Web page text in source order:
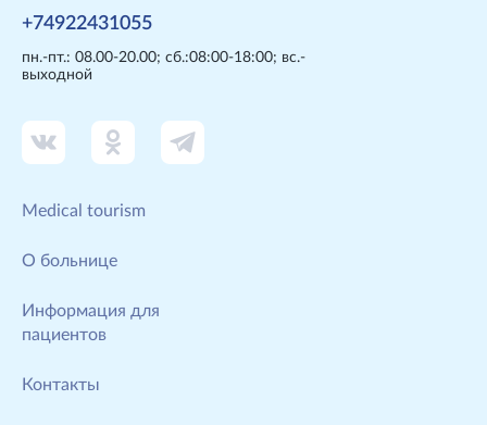
+74922431055
пн.-пт.: 08.00-20.00; сб.:08:00-18:00; вс.-
выходной
Мedical tourism
О больнице
Информация для
пациентов
Контакты